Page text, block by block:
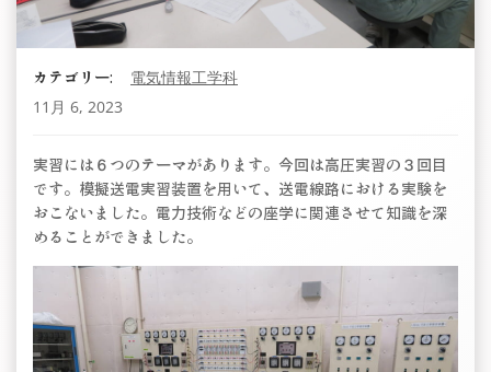
カテゴリー:
電気情報工学科
11月 6, 2023
実習には６つのテーマがあります。今回は高圧実習の３回目
です。模擬送電実習装置を用いて、送電線路における実験を
おこないました。電力技術などの座学に関連させて知識を深
めることができました。